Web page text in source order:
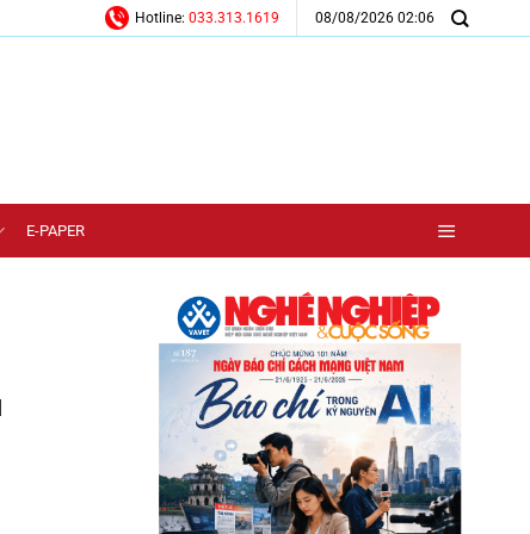
Hotline: 033.313.1619 08/08/2026 02:06
E-PAPER